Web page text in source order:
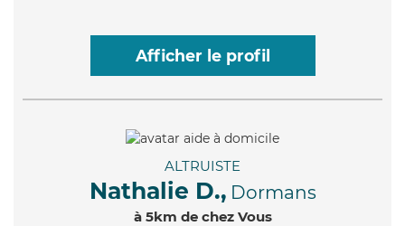
Afficher le profil
ALTRUISTE
Nathalie D., Dormans
à 5km de chez Vous